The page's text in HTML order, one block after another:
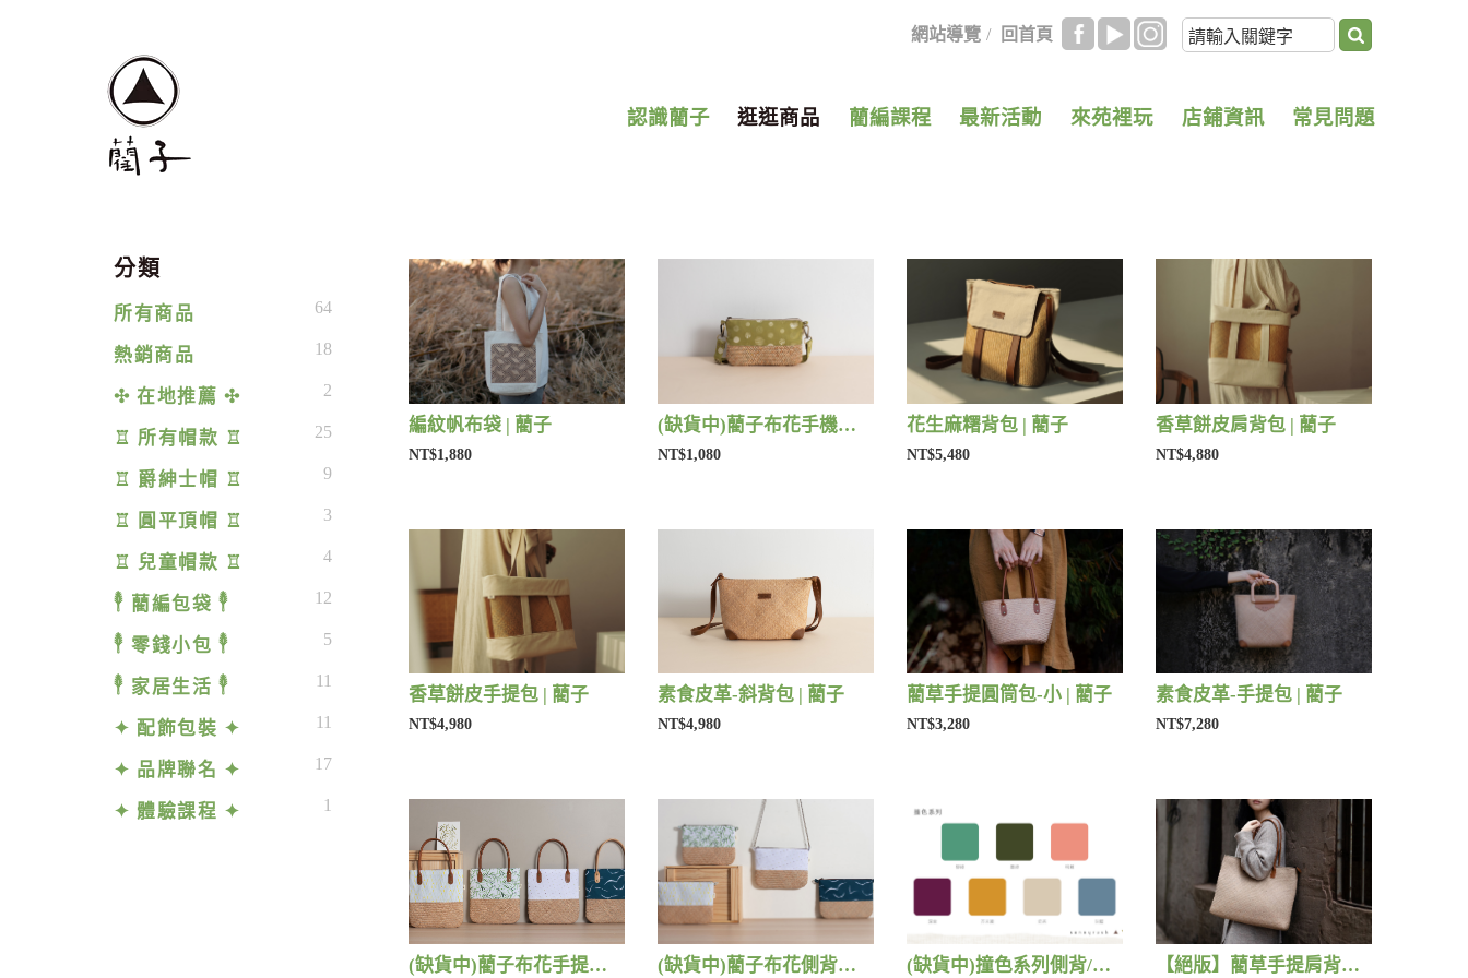
網站導覽 / 回首頁
認識藺子 逛逛商品 藺編課程 最新活動 來苑裡玩 店鋪資訊 常見問題
分類
所有商品 64
熱銷商品 18
✣ 在地推薦 ✣ 2
♖ 所有帽款 ♖ 25
♖ 爵紳士帽 ♖ 9
♖ 圓平頂帽 ♖ 3
♖ 兒童帽款 ♖ 4
𓇣 藺編包袋 𓇣 12
𓇣 零錢小包 𓇣 5
𓇣 家居生活 𓇣 11
✦ 配飾包裝 ✦ 11
✦ 品牌聯名 ✦ 17
✦ 體驗課程 ✦ 1
編紋帆布袋 | 藺子
NT$1,880
(缺貨中)藺子布花手機包 | 藺子
NT$1,080
花生麻糬背包 | 藺子
NT$5,480
香草餅皮肩背包 | 藺子
NT$4,880
香草餅皮手提包 | 藺子
NT$4,980
素食皮革-斜背包 | 藺子
NT$4,980
藺草手提圓筒包-小 | 藺子
NT$3,280
素食皮革-手提包 | 藺子
NT$7,280
(缺貨中)藺子布花手提包 | 藺子 (缺貨中)藺子布花側背包 | 藺子 (缺貨中)撞色系列側背/手提包 | 藺子 【絕版】藺草手提肩背包 | 藺子